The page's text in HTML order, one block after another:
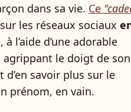
dans sa vie. Ce
les réseaux sociaux
, à l’aide d’une adorable
le doigt de son
savoir plus sur le
prénom, en vain.